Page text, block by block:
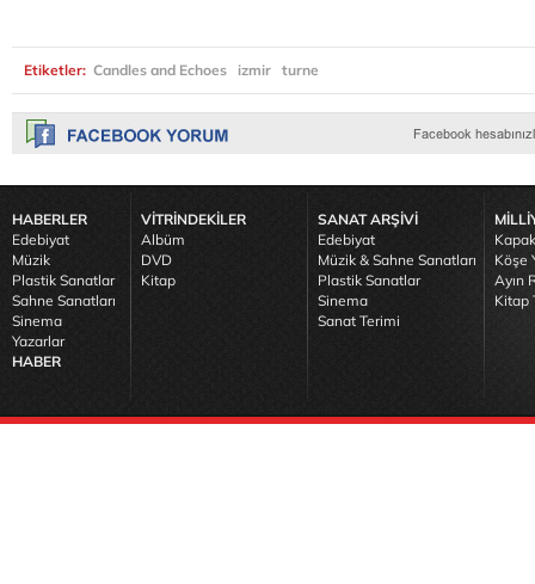
Etiketler: Candles and Echoes izmir turne
HABERLER
Edebiyat
Müzik
Plastik Sanatlar
Sahne Sanatları
Sinema
Yazarlar
HABER
VİTRİNDEKİLER
Albüm
DVD
Kitap
SANAT ARŞİVİ
Edebiyat
Müzik & Sahne Sanatları
Plastik Sanatlar
Sinema
Sanat Terimi
Köşe
Ayın
Kitap